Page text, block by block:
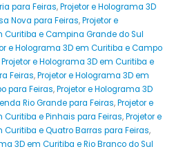
para Feiras,Projetor e Holograma 3D
Nova para Feiras,Projetor e
Curitiba e Campina Grande do Sul
e Holograma 3D em Curitiba e Campo
Projetor e Holograma 3D em Curitiba e
Feiras,Projetor e Holograma 3D em
para Feiras,Projetor e Holograma 3D
Rio Grande para Feiras,Projetor e
Curitiba e Pinhais para Feiras,Projetor e
Curitiba e Quatro Barras para Feiras,
3D em Curitiba e Rio Branco do Sul